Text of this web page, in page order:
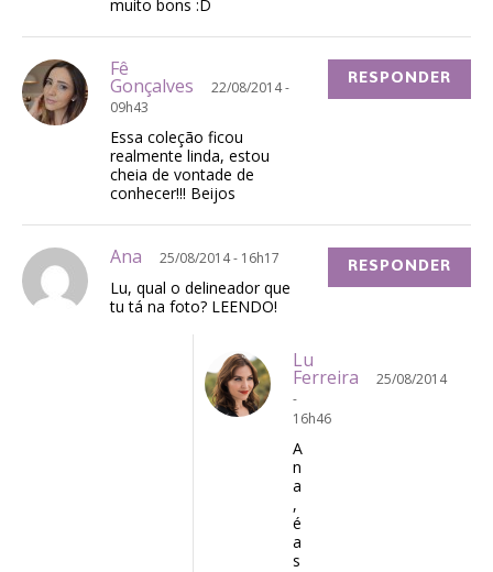
muito bons :D
Fê
Gonçalves
22/08/2014 -
09h43
Essa coleção ficou
realmente linda, estou
cheia de vontade de
conhecer!!! Beijos
RESPONDER
Ana 25/08/2014 - 16h17
Lu, qual o delineador que
tu tá na foto? LEENDO!
RESPONDER
Lu
Ferreira
25/08/2014
-
16h46
A
n
a
,
é
a
s